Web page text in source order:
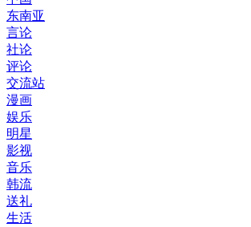
东南亚
言论
社论
评论
交流站
漫画
娱乐
明星
影视
音乐
韩流
送礼
生活